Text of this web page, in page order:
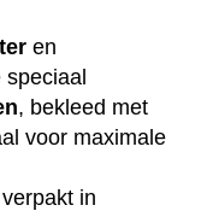
en
speciaal
, bekleed met
voor maximale
in